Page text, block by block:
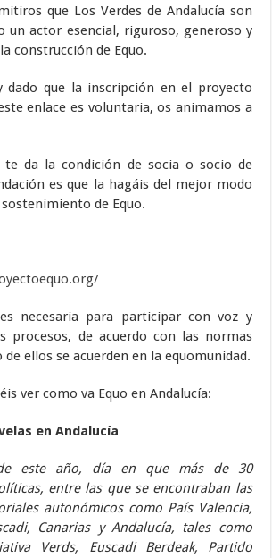
que Los Verdes de Andalucía son
un actor esencial, riguroso, generoso y
construcción de Equo.
que la inscripción en el proyecto
enlace es voluntaria, os animamos a
te da la condición de socia o socio de
es que la hagáis del mejor modo
de Equo.
necesaria para participar con voz y
procesos, de acuerdo con las normas
de ellos se acuerden en la equomunidad.
ver como va Equo en Andalucía:
en Andalucía
este año, día en que más de 30
entre las que se encontraban las
autonómicos como País Valencia,
Canarias y Andalucía, tales como
Verds, Euscadi Berdeak, Partido